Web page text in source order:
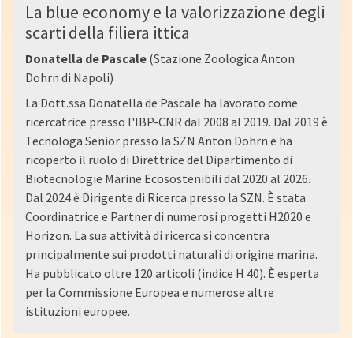
La blue economy e la valorizzazione degli
scarti della filiera ittica
Donatella de Pascale (Stazione Zoologica Anton
Dohrn di Napoli)
La Dott.ssa Donatella de Pascale ha lavorato come
ricercatrice presso l'IBP-CNR dal 2008 al 2019. Dal 2019 è
Tecnologa Senior presso la SZN Anton Dohrn e ha
ricoperto il ruolo di Direttrice del Dipartimento di
Biotecnologie Marine Ecosostenibili dal 2020 al 2026.
Dal 2024 è Dirigente di Ricerca presso la SZN. È stata
Coordinatrice e Partner di numerosi progetti H2020 e
Horizon. La sua attività di ricerca si concentra
principalmente sui prodotti naturali di origine marina.
Ha pubblicato oltre 120 articoli (indice H 40). È esperta
per la Commissione Europea e numerose altre
istituzioni europee.